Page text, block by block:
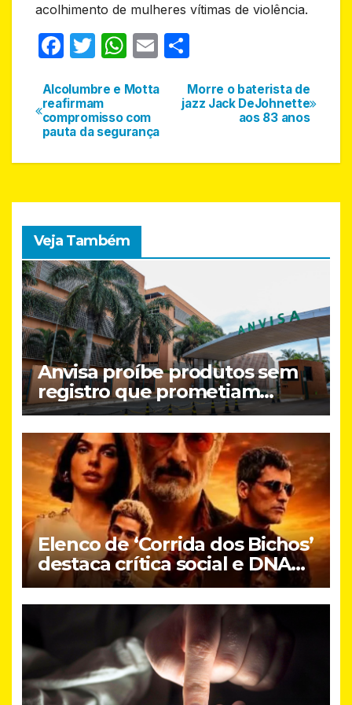
acolhimento de mulheres vítimas de violência.
F
c
e
b
o
o
k
T
itt
er
W
at
s
A
p
p
E
ail ar
Navegação
de
Post
Morre o baterista de
jazz Jack DeJohnette
aos 83 anos
Alcolumbre e Motta
reafirmam
compromisso com
pauta da segurança
Veja Também
Anvisa proíbe produtos sem
registro que prometiam
emagrecimento
Elenco de ‘Corrida dos Bichos’
destaca crítica social e DNA
brasileiro do novo filme do
Prime Video